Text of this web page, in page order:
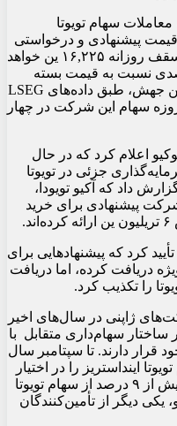
سهام تویوتا
قیمت پیشنهادی و درخواستی
نشان می‌داد که سهام این شرکت به سقف روزانه ۱۶,۲۲۵ ین خواهد
نشان‌دهنده افزایش ۲۳ درصدی نسبت به قیمت بسته
شدن روز جمعه (۱۳,۲۲۵ ین) است. این جهش، طبق داده‌های LSEG
یک‌روزه سهام این شرکت در چهار
اعلام کرد که در حال
جزئی در تویوتا
داد که آکیو تویودا،
شرکت پیشنهادی برای خرید
تأیید کرد که پیشنهادهایی برای
کرده، اما دریافت
را تکذیب کرد.
ژاپنی در سال‌های اخیر
ساختار سهام‌داری متقابل با
دارند. تا سپتامبر سال
از سهام تویوتا اینداستریز را در اختیار
داشت، در حالی که تویوتا اینداستریز بیش از ۹ درصد از سهام تویوتا
دنسو، یکی دیگر از تأمین‌کنندگان